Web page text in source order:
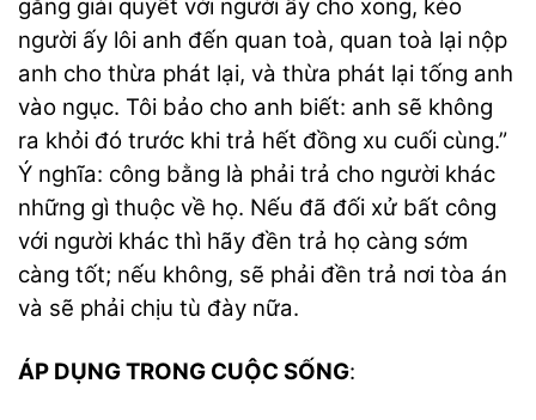
gắng giải quyết với người ấy cho xong, kẻo
người ấy lôi anh đến quan toà, quan toà lại nộp
anh cho thừa phát lại, và thừa phát lại tống anh
vào ngục. Tôi bảo cho anh biết: anh sẽ không
ra khỏi đó trước khi trả hết đồng xu cuối cùng.”
Ý nghĩa: công bằng là phải trả cho người khác
những gì thuộc về họ. Nếu đã đối xử bất công
với người khác thì hãy đền trả họ càng sớm
càng tốt; nếu không, sẽ phải đền trả nơi tòa án
và sẽ phải chịu tù đày nữa.
ÁP DỤNG TRONG CUỘC SỐNG: